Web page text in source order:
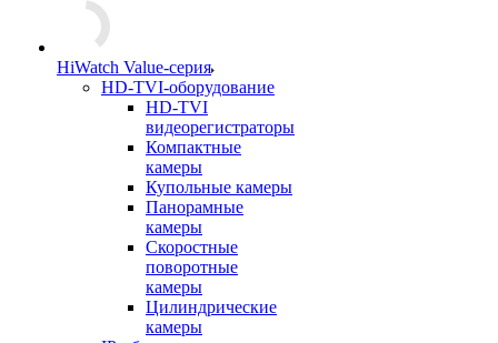
HiWatch Value-серия
HD-TVI-оборудование
HD-TVI
видеорегистраторы
Компактные
камеры
Купольные камеры
Панорамные
камеры
Скоростные
поворотные
камеры
Цилиндрические
камеры